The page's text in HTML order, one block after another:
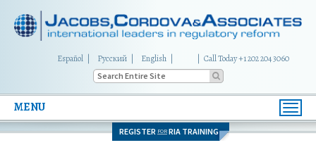
Español Русский English Call Today +1 202 204 3060
MENU
REGISTER FOR RIA TRAINING